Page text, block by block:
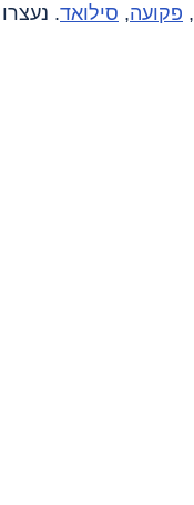
, פקועה, סילואד. נעצרו לפחות 38,